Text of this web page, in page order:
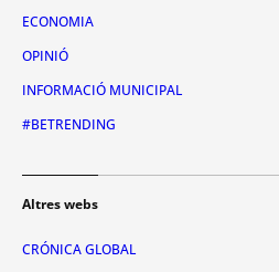
ECONOMIA
OPINIÓ
INFORMACIÓ MUNICIPAL
#BETRENDING
Altres webs
CRÓNICA GLOBAL